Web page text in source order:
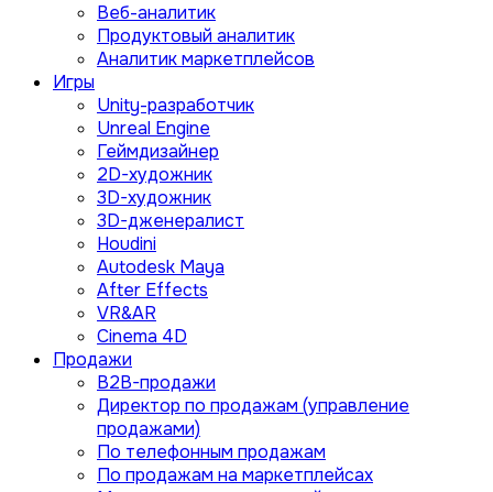
Веб-аналитик
Продуктовый аналитик
Аналитик маркетплейсов
Игры
Unity-разработчик
Unreal Engine
Геймдизайнер
2D-художник
3D-художник
3D-дженералист
Houdini
Autodesk Maya
After Effects
VR&AR
Cinema 4D
Продажи
B2B-продажи
Директор по продажам (управление
продажами)
По телефонным продажам
По продажам на маркетплейсах